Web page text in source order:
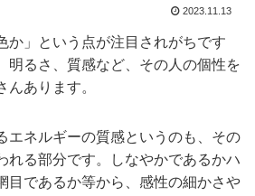
2023.11.13
か」という点が注目されがちです
明るさ、質感など、その人の個性を
んあります。
エネルギーの質感というのも、その
れる部分です。しなやかであるかハ
目であるか等から、感性の細かさや